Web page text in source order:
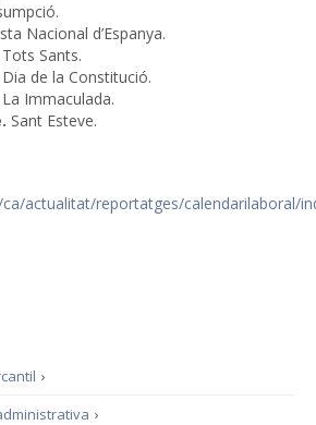
Nacional d’Espanya.
Tots Sants.
Dia de la Constitució.
La Immaculada.
Sant Esteve.
actualitat/reportatges/calendarilaboral/
›
›